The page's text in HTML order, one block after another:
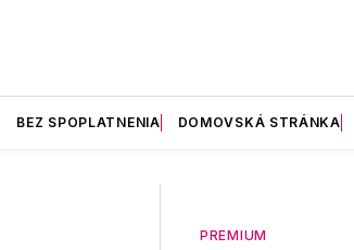
BEZ SPOPLATNENIA DOMOVSKÁ STRÁNKA
PREMIUM